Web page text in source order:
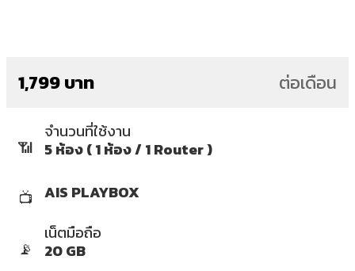
1,799 บาท ต่อเดือน
📶
จำนวนที่ใช้งาน
5 ห้อง ( 1 ห้อง / 1 Router )
📺 AIS PLAYBOX
📡
เน็ตมือถือ
20 GB